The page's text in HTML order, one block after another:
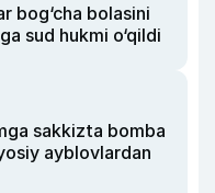
bog‘cha bolasini
sud hukmi o‘qildi
sakkizta bomba
ayblovlardan